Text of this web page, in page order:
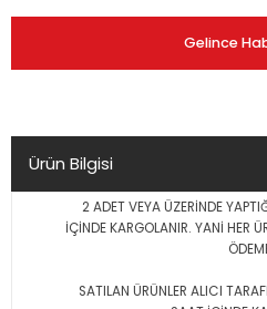
Gelince
Ürün Bilgisi
2 ADET VEYA ÜZERİNDE
İÇİNDE KARGOLANIR. YANİ HER
SATILAN ÜRÜNLER ALICI